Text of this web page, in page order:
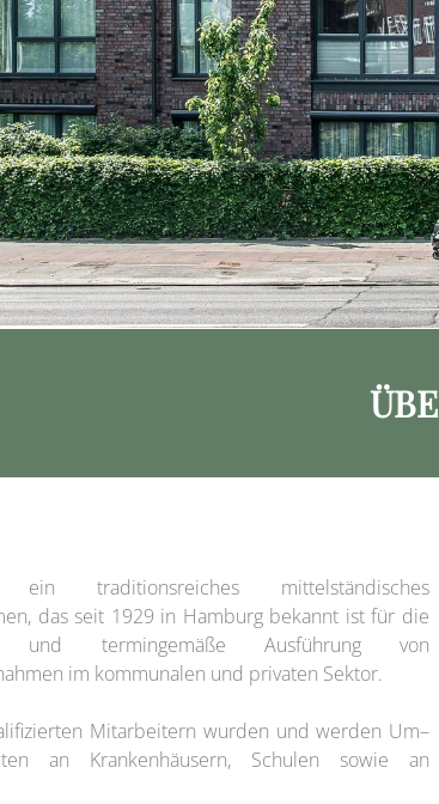
traditionsreiches mittelständisches
das seit 1929 in Hamburg bekannt ist für die
und termingemäße Ausführung von
im kommunalen und privaten Sektor.
Mitarbeitern wurden und werden Um–
an Krankenhäusern, Schulen sowie an